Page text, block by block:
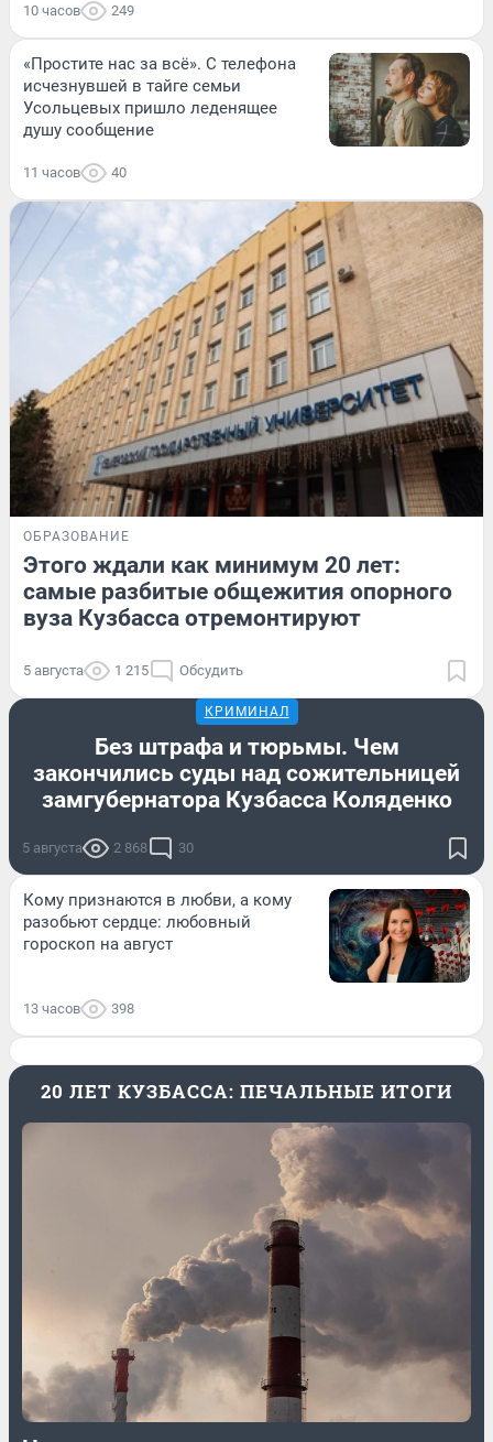
10 часов 249
«Простите нас за всё». С телефона
исчезнувшей в тайге семьи
Усольцевых пришло леденящее
душу сообщение
11 часов 40
ОБРАЗОВАНИЕ
Этого ждали как минимум 20 лет:
самые разбитые общежития опорного
вуза Кузбасса отремонтируют
5 августа 1 215 Обсудить
КРИМИНАЛ
Без штрафа и тюрьмы. Чем
закончились суды над сожительницей
замгубернатора Кузбасса Коляденко
5 августа 2 868 30
Кому признаются в любви, а кому
разобьют сердце: любовный
гороскоп на август
13 часов 398
20 ЛЕТ КУЗБАССА: ПЕЧАЛЬНЫЕ ИТОГИ